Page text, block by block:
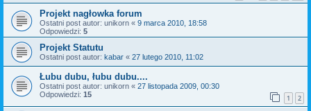
Projekt nagłowka forum
Ostatni post autor: unikorn « 9 marca 2010, 18:58
Odpowiedzi: 5
Projekt Statutu
Ostatni post autor: kabar « 27 lutego 2010, 11:02
Łubu dubu, łubu dubu....
Ostatni post autor: unikorn « 27 listopada 2009, 00:30
Odpowiedzi: 15 1 2